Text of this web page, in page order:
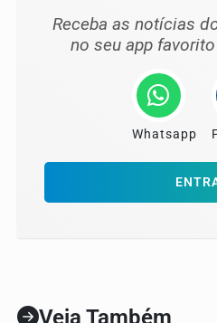
Receba as notícias
no seu app
Whatsapp
Veja Também